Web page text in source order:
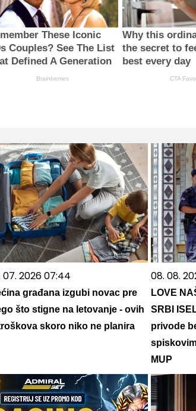
These Iconic
Couples? See The List
Defined A Generation
Brainberries
Why this
the secret to
best every day
CTA
07. 2026 07:44
građana izgubi novac pre
što stigne na letovanje - ovih
skoro niko ne planira
08. 08.
LOVE
SRBI
privode
MUP